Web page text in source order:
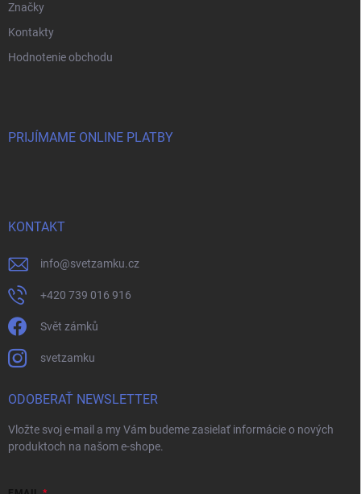
Značky
Kontakty
Hodnotenie obchodu
PRIJÍMAME ONLINE PLATBY
KONTAKT
info@svetzamku.cz
+420 739 016 916
Svět zámků
svetzamku
ODOBERAŤ NEWSLETTER
Vložte svoj e-mail a my Vám budeme zasielať informácie o nových
produktoch na našom e-shope.